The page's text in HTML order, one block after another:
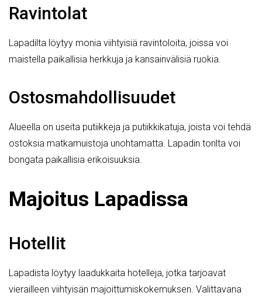
Ravintolat
Lapadilta löytyy monia viihtyisiä ravintoloita, joissa voi
maistella paikallisia herkkuja ja kansainvälisiä ruokia.
Ostosmahdollisuudet
Alueella on useita putiikkeja ja putiikkikatuja, joista voi tehdä
ostoksia matkamuistoja unohtamatta. Lapadin torilta voi
bongata paikallisia erikoisuuksia.
Majoitus Lapadissa
Hotellit
Lapadista löytyy laadukkaita hotelleja, jotka tarjoavat
vierailleen viihtyisän majoittumiskokemuksen. Valittavana